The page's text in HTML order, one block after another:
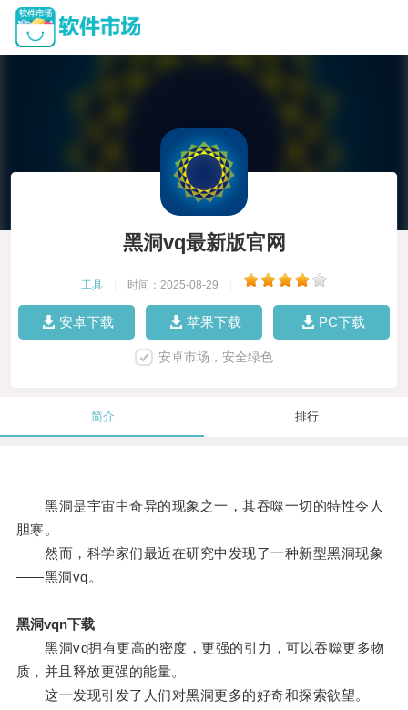
黑洞vq最新版官网
工具 时间：2025-08-29
安卓下载 苹果下载 PC下载
安卓市场，安全绿色
简介 排行
黑洞是宇宙中奇异的现象之一，其吞噬一切的特性令人
胆寒。
然而，科学家们最近在研究中发现了一种新型黑洞现象
——黑洞vq。
黑洞vqn下载
黑洞vq拥有更高的密度，更强的引力，可以吞噬更多物
质，并且释放更强的能量。
这一发现引发了人们对黑洞更多的好奇和探索欲望。